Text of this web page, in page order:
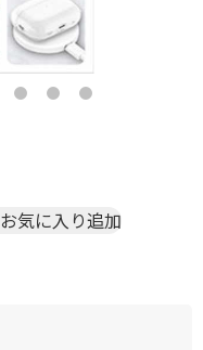
お気に入り追加